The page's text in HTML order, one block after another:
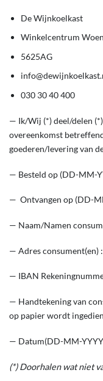
De Wijnkoelkast
Winkelcentrum
5625AG
030 30 40 400
— Ik/Wij (*) deel/delen
overeenkomst
goederen/levering van
— Besteld op (DD-MM-
— Ontvangen op (DD-
— Naam/Namen
— Adres consument(en) :
— IBAN
— Handtekening van
op papier wordt
— Datum(DD-MM-
(*) Doorhalen wat niet